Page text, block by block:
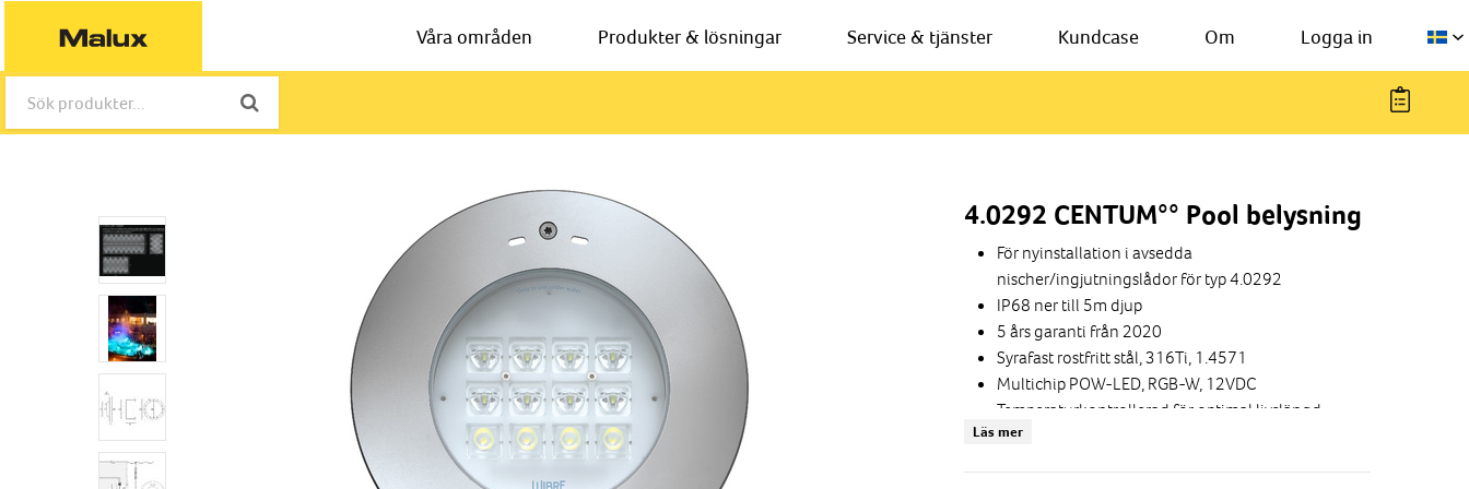
Våra områden Produkter & lösningar Service & tjänster Kundcase Om Logga in
4.0292 CENTUM°° Pool belysning
För nyinstallation i avsedda
nischer/ingjutningslådor för typ 4.0292
IP68 ner till 5m djup
5 års garanti från 2020
Syrafast rostfritt stål, 316Ti, 1.4571
Multichip POW-LED, RGB-W, 12VDC
Temperaturkontrollerad för optimal livslängd.
Inkl. 5m kabel
Läs mer